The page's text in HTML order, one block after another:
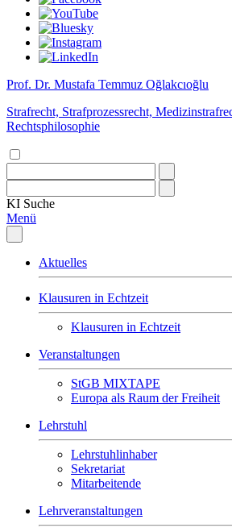
Prof. Dr. Mustafa Temmuz Oğlakcıoğlu
Strafrecht, Strafprozessrecht,
Rechtsphilosophie
KI Suche
Menü
Aktuelles
Klausuren in Echtzeit
Klausuren in Echtzeit
Veranstaltungen
StGB MIXTAPE
Europa als Raum der Freiheit
Lehrstuhl
Lehrstuhlinhaber
Sekretariat
Mitarbeitende
Lehrveranstaltungen